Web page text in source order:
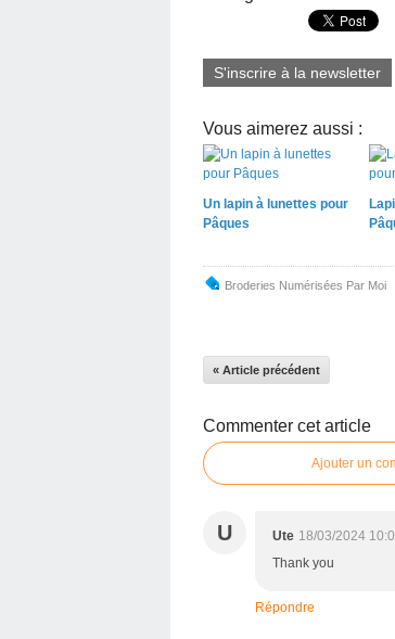
S'inscrire à la newsletter
Vous aimerez aussi :
Un lapin à lunettes pour
Pâques
Broderies Numérisées Par Moi
« Article précédent
Commenter cet article
Ajouter un
U Ute 18/03/2024
Thank you
Répondre